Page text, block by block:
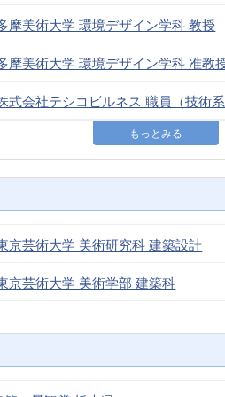
摩美術大学 環境デザイン学科 教授
摩美術大学 環境デザイン学科 准教
式会社テシコビルネス 職員（技術
もっとみる
京芸術大学 美術研究科 建築設計
京芸術大学 美術学部 建築科